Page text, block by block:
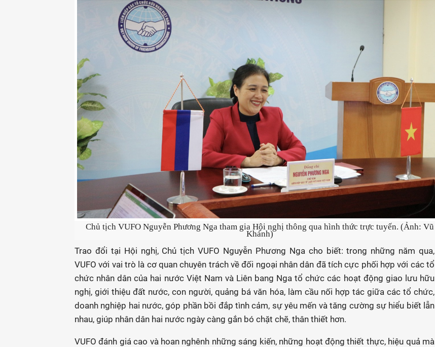
Chủ tịch VUFO Nguyễn Phương Nga tham gia Hội nghị thông qua hình thức trực tuyến. (Ảnh: Vũ
Khánh)
Trao đổi tại Hội nghị, Chủ tịch VUFO Nguyễn Phương Nga cho biết: trong những năm qua,
VUFO với vai trò là cơ quan chuyên trách về đối ngoại nhân dân đã tích cực phối hợp với các tổ
chức nhân dân của hai nước Việt Nam và Liên bang Nga tổ chức các hoạt động giao lưu hữu
nghị, giới thiệu đất nước, con người, quảng bá văn hóa, làm cầu nối hợp tác giữa các tổ chức,
doanh nghiệp hai nước, góp phần bồi đắp tình cảm, sự yêu mến và tăng cường sự hiểu biết lẫn
nhau, giúp nhân dân hai nước ngày càng gắn bó chặt chẽ, thân thiết hơn.
VUFO đánh giá cao và hoan nghênh những sáng kiến, những hoạt động thiết thực, hiệu quả mà